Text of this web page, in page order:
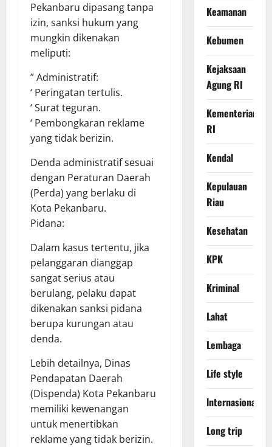
Pekanbaru dipasang tanpa
izin, sanksi hukum yang
mungkin dikenakan
meliputi:
” Administratif:
‘ Peringatan tertulis.
‘ Surat teguran.
‘ Pembongkaran reklame
yang tidak berizin.
Denda administratif sesuai
dengan Peraturan Daerah
(Perda) yang berlaku di
Kota Pekanbaru.
Pidana:
Dalam kasus tertentu, jika
pelanggaran dianggap
sangat serius atau
berulang, pelaku dapat
dikenakan sanksi pidana
berupa kurungan atau
denda.
Lebih detailnya, Dinas
Pendapatan Daerah
(Dispenda) Kota Pekanbaru
memiliki kewenangan
untuk menertibkan
reklame yang tidak berizin.
Keamanan
Kebumen
Kejaksaan
Agung RI
Kementerian
RI
Kendal
Kepulauan
Riau
Kesehatan
KPK
Kriminal
Lahat
Lembaga
Life style
lnternasional
Long trip